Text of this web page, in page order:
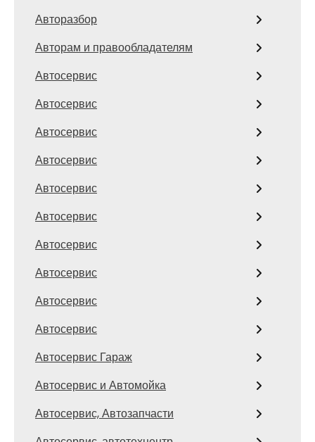
Авторазбор
Авторам и правообладателям
Автосервис
Автосервис
Автосервис
Автосервис
Автосервис
Автосервис
Автосервис
Автосервис
Автосервис
Автосервис
Автосервис Гараж
Автосервис и Автомойка
Автосервис, Автозапчасти